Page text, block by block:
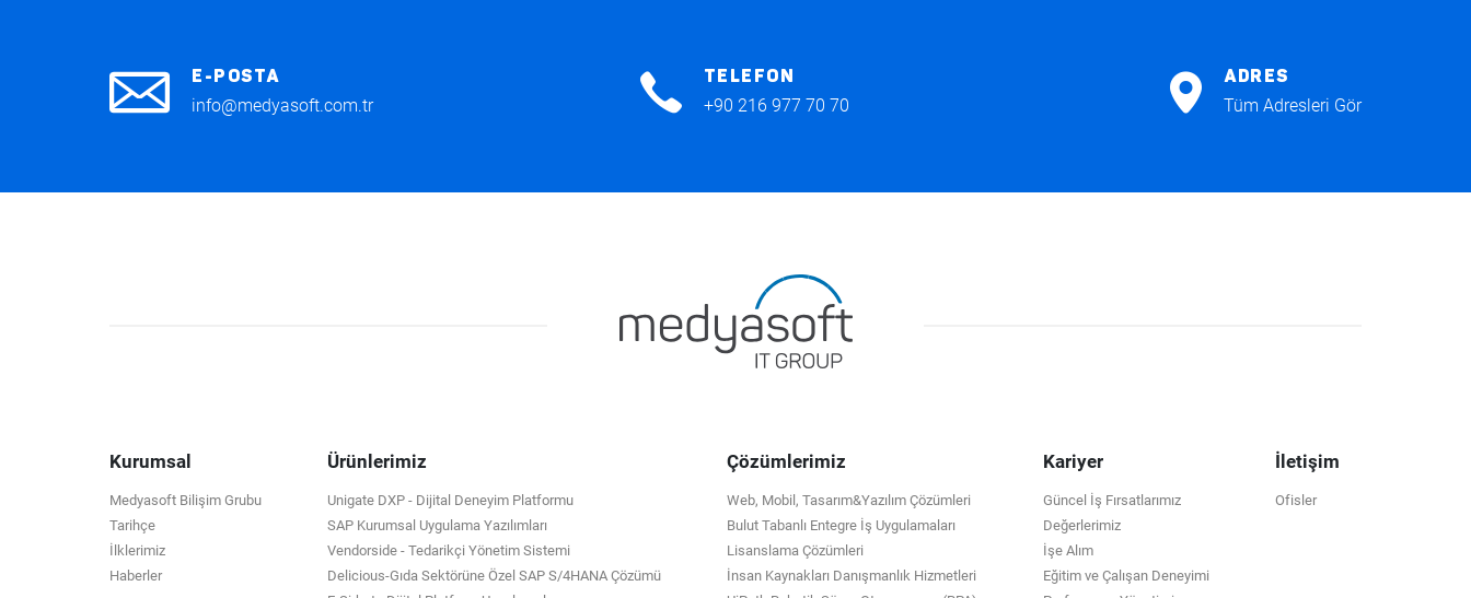
E-POSTA
info@medyasoft.com.tr
TELEFON
+90 216 977 70 70
ADRES
Tüm Adresleri Gör
Kurumsal
Medyasoft Bilişim Grubu
Tarihçe
İlklerimiz
Haberler
Ürünlerimiz
Unigate DXP - Dijital Deneyim Platformu
SAP Kurumsal Uygulama Yazılımları
Vendorside - Tedarikçi Yönetim Sistemi
Delicious-Gıda Sektörüne Özel SAP S/4HANA Çözümü
Çözümlerimiz
Web, Mobil, Tasarım&Yazılım Çözümleri
Bulut Tabanlı Entegre İş Uygulamaları
Lisanslama Çözümleri
İnsan Kaynakları Danışmanlık Hizmetleri
Kariyer
Güncel İş Fırsatlarımız
Değerlerimiz
İşe Alım
Eğitim ve Çalışan Deneyimi
İletişim
Ofisler